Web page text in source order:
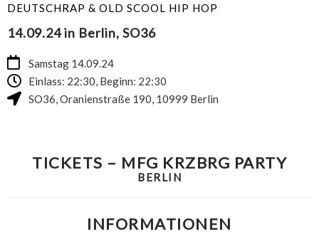
DEUTSCHRAP & OLD SCOOL HIP HOP
14.09.24 in Berlin, SO36
Samstag 14.09.24
Einlass: 22:30, Beginn: 22:30
SO36,Oranienstraße 190, 10999 Berlin
TICKETS – MFG KRZBRG PARTY
BERLIN
INFORMATIONEN